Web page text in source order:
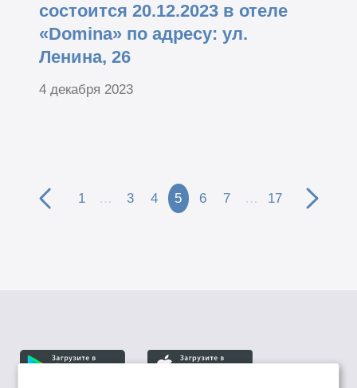
состоится 20.12.2023 в отеле
«Domina» по адресу: ул.
Ленина, 26
4 декабря 2023
1 … 3 4 5 6 7 … 17